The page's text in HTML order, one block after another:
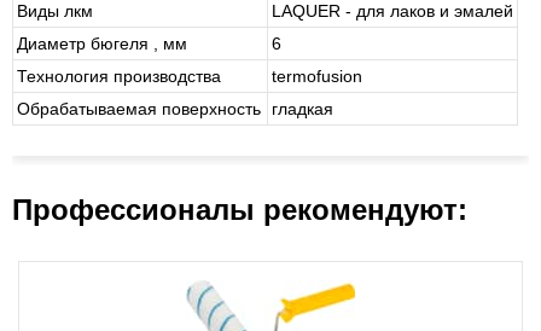
Виды лкм
LAQUER - для лаков и эмалей
Диаметр бюгеля , мм
6
Технология производства
termofusion
Обрабатываемая поверхность
гладкая
Профессионалы рекомендуют: